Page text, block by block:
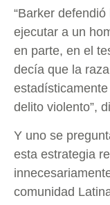
“Barker
ejecutar a un
en parte, en el
decía que la
delito violento”,
Y uno se
esta estrategia
comunidad